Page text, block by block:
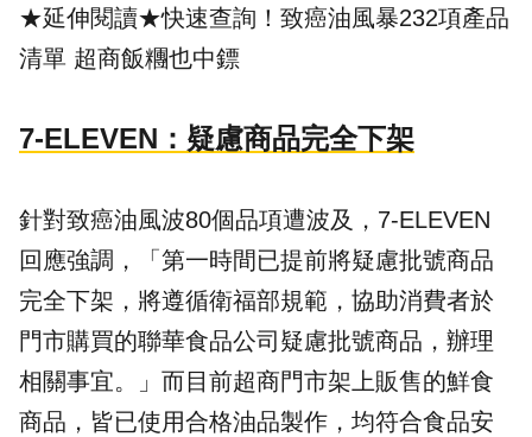
★延伸閱讀★快速查詢！致癌油風暴232項產品
清單 超商飯糰也中鏢
7-ELEVEN：疑慮商品完全下架
針對致癌油風波80個品項遭波及，7-ELEVEN
回應強調，「第一時間已提前將疑慮批號商品
完全下架，將遵循衛福部規範，協助消費者於
門市購買的聯華食品公司疑慮批號商品，辦理
相關事宜。」而目前超商門市架上販售的鮮食
商品，皆已使用合格油品製作，均符合食品安